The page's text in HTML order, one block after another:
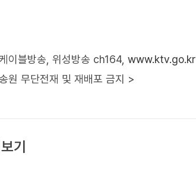
이블방송, 위성방송 ch164, www.ktv.go.kr
원 무단전재 및 재배포 금지 >
기